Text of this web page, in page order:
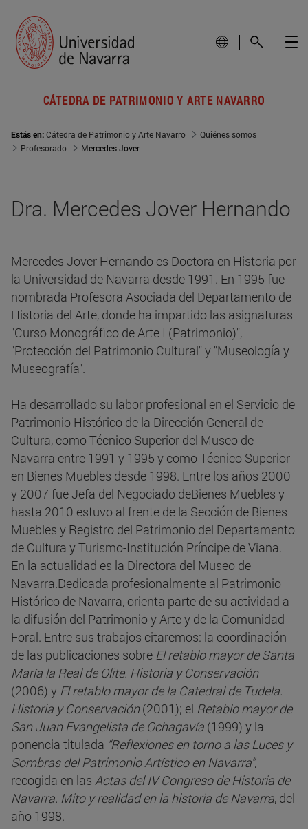
CÁTEDRA DE PATRIMONIO Y ARTE NAVARRO
Estás en:Cátedra de Patrimonio y Arte Navarro
Quiénes somos
Profesorado
Mercedes Jover
Dra. Mercedes Jover Hernando
Mercedes Jover Hernando es Doctora en Historia por
la Universidad de Navarra desde 1991. En 1995 fue
nombrada Profesora Asociada del Departamento de
Historia del Arte, donde ha impartido las asignaturas
"Curso Monográfico de Arte I (Patrimonio)",
"Protección del Patrimonio Cultural" y "Museología y
Museografía".
Ha desarrollado su labor profesional en el Servicio de
Patrimonio Histórico de la Dirección General de
Cultura, como Técnico Superior del Museo de
Navarra entre 1991 y 1995 y como Técnico Superior
en Bienes Muebles desde 1998. Entre los años 2000
y 2007 fue Jefa del Negociado deBienes Muebles y
hasta 2010 estuvo al frente de la Sección de Bienes
Muebles y Registro del Patrimonio del Departamento
de Cultura y Turismo-Institución Príncipe de Viana.
En la actualidad es la Directora del Museo de
Navarra.Dedicada profesionalmente al Patrimonio
Histórico de Navarra, orienta parte de su actividad a
la difusión del Patrimonio y Arte y de la Comunidad
Foral. Entre sus trabajos citaremos: la coordinación
de las publicaciones sobre El retablo mayor de Santa
María la Real de Olite. Historia y Conservación
(2006) y El retablo mayor de la Catedral de Tudela.
Historia y Conservación(2001); el Retablo mayor de
San Juan Evangelista de Ochagavía (1999) y la
ponencia titulada “Reflexiones en torno a las Luces y
Sombras del Patrimonio Artístico en Navarra”,
recogida en las Actas del IV Congreso de Historia de
Navarra. Mito y realidad en la historia de Navarra, del
año 1998.